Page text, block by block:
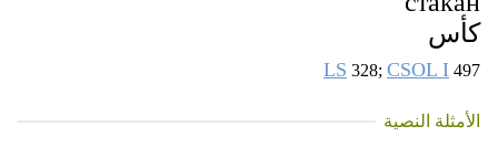
كأس
LS 328; CSOL I 497
الأمثلة النصية